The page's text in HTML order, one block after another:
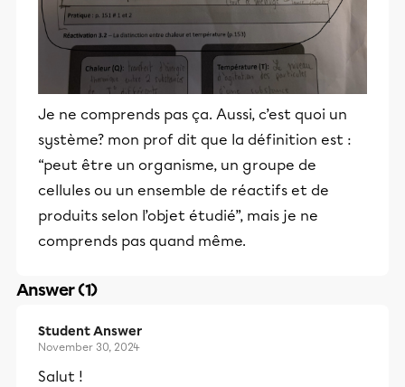
Je ne comprends pas ça. Aussi, c’est quoi un
système? mon prof dit que la définition est :
“peut être un organisme, un groupe de
cellules ou un ensemble de réactifs et de
produits selon l’objet étudié”, mais je ne
comprends pas quand même.
Answer (1)
Student Answer
November 30, 2024
Salut !